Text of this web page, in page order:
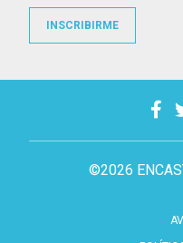
©2026
INSCRIBIRME